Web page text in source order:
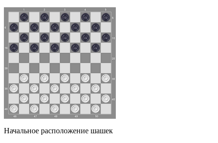
Начальное расположение шашек